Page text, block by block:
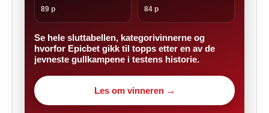
89 p 84 p
Se hele sluttabellen, kategorivinnerne og
hvorfor Epicbet gikk til topps etter en av de
jevneste gullkampene i testens historie.
Les om vinneren →